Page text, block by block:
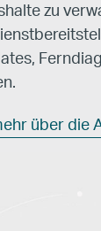
zu
über die